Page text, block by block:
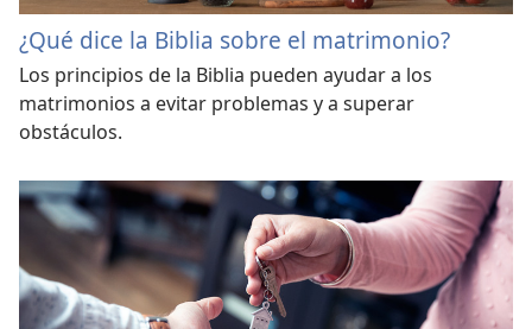
¿Qué dice la Biblia sobre el matrimonio?
Los principios de la Biblia pueden ayudar a los
matrimonios a evitar problemas y a superar
obstáculos.